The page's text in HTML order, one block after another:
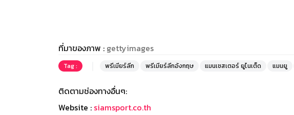
ที่มาของภาพ : gettyimages
Tag : พรีเมียร์ลีก พรีเมียร์ลีกอังกฤษ แมนเชสเตอร์ ยูไนเต็ด แมนยู
ติดตามช่องทางอื่นๆ:
Website : siamsport.co.th